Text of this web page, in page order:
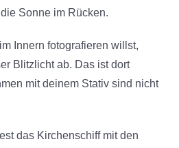
Sonne im Rücken.
Innern fotografieren willst,
Blitzlicht ab. Das ist dort
mit deinem Stativ sind nicht
das Kirchenschiff mit den